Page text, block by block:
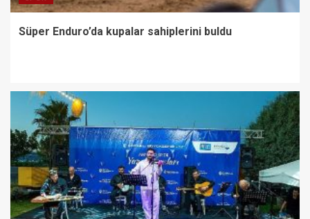
Süper Enduro’da kupalar sahiplerini buldu